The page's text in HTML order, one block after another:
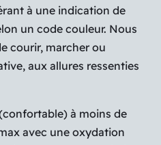
à une indication de
un code couleur. Nous
courir, marcher ou
aux allures ressenties
à moins de
avec une oxydation